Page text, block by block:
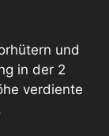
und
in der 2
verdiente